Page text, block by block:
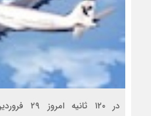
در ۱۲۰